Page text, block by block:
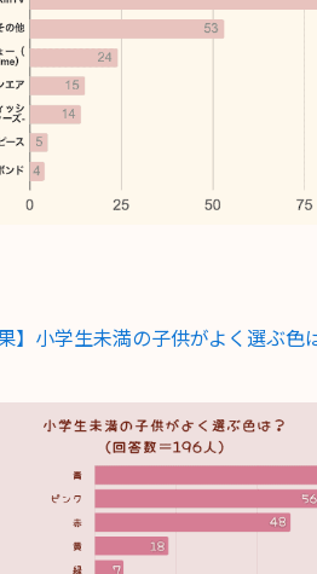
】小学生未満の子供がよく選ぶ色